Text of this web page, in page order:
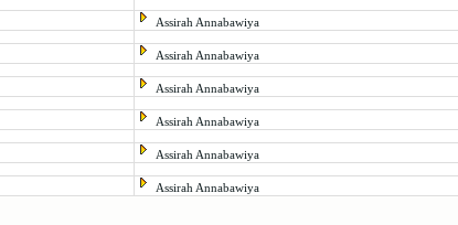
Assirah Annabawiya
Assirah Annabawiya
Assirah Annabawiya
Assirah Annabawiya
Assirah Annabawiya
Assirah Annabawiya